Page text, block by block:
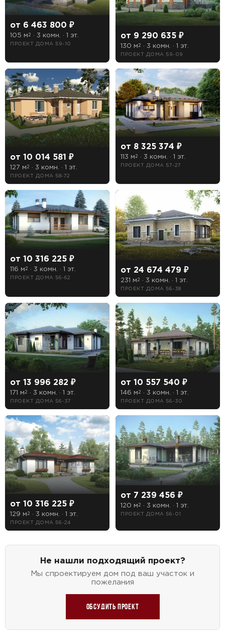
от 6 463 800 ₽
105 м 2 · 3 комн. · 1 эт.
ПРОЕКТ ДОМА 59-10
от 9 290 635 ₽
130 м2 · 3 комн. · 1 эт.
ПРОЕКТ ДОМА 59-09
от 10 014 581 ₽
127 м2 · 3 комн. · 1 эт.
ПРОЕКТ ДОМА 58-72
от 8 325 374 ₽
113 м 2 · 3 комн. · 1 эт.
ПРОЕКТ ДОМА 57-27
от 10 316 225 ₽
116 м 2 · 3 комн. · 1 эт.
ПРОЕКТ ДОМА 56-62
от 24 674 479 ₽
231 м 2 · 3 комн. · 1 эт.
ПРОЕКТ ДОМА 56-38
от 13 996 282 ₽
171 м2 · 3 комн. · 1 эт.
ПРОЕКТ ДОМА 56-37
от 10 557 540 ₽
146 м2 · 3 комн. · 1 эт.
ПРОЕКТ ДОМА 56-30
от 10 316 225 ₽
129 м2 · 3 комн. · 1 эт.
ПРОЕКТ ДОМА 56-24
от 7 239 456 ₽
120 м2 · 3 комн. · 1 эт.
ПРОЕКТ ДОМА 56-01
Не нашли подходящий проект?
Мы спроектируем дом под ваш участок и
пожелания
Обсудить проект
Рассчитать стоимость